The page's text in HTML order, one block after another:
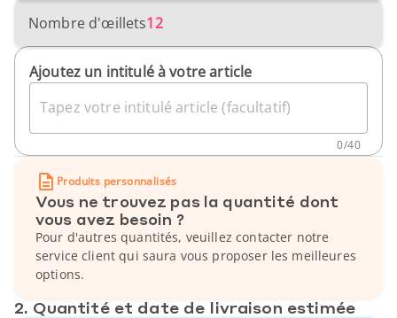
Nombre d'œillets12
Ajoutez un intitulé à votre article
Tapez votre intitulé article (facultatif)
0/40
Produits personnalisés
Vous ne trouvez pas la quantité dont
vous avez besoin ?
Pour d'autres quantités, veuillez contacter notre
service client qui saura vous proposer les meilleures
options.
2. Quantité et date de livraison estimée